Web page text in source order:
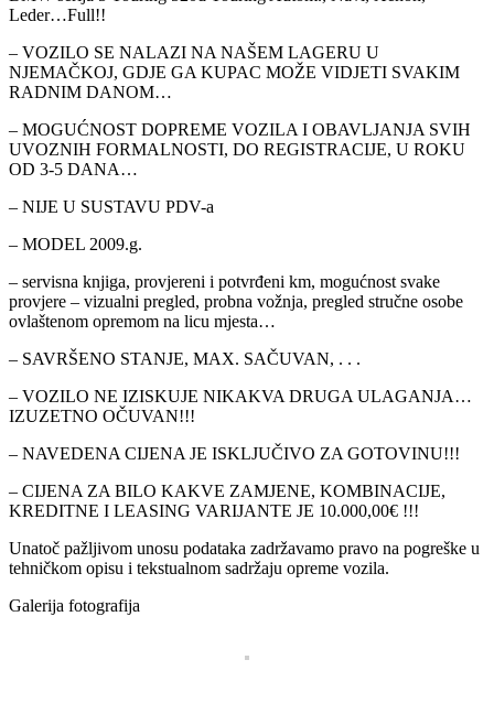
Leder…Full!!
– VOZILO SE NALAZI NA NAŠEM LAGERU U
NJEMAČKOJ, GDJE GA KUPAC MOŽE VIDJETI SVAKIM
RADNIM DANOM…
– MOGUĆNOST DOPREME VOZILA I OBAVLJANJA SVIH
UVOZNIH FORMALNOSTI, DO REGISTRACIJE, U ROKU
OD 3-5 DANA…
– NIJE U SUSTAVU PDV-a
– MODEL 2009.g.
– servisna knjiga, provjereni i potvrđeni km, mogućnost svake
provjere – vizualni pregled, probna vožnja, pregled stručne osobe
ovlaštenom opremom na licu mjesta…
– SAVRŠENO STANJE, MAX. SAČUVAN, . . .
– VOZILO NE IZISKUJE NIKAKVA DRUGA ULAGANJA…
IZUZETNO OČUVAN!!!
– NAVEDENA CIJENA JE ISKLJUČIVO ZA GOTOVINU!!!
– CIJENA ZA BILO KAKVE ZAMJENE, KOMBINACIJE,
KREDITNE I LEASING VARIJANTE JE 10.000,00€ !!!
Unatoč pažljivom unosu podataka zadržavamo pravo na pogreške u
tehničkom opisu i tekstualnom sadržaju opreme vozila.
Galerija fotografija